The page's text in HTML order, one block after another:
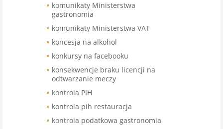
komunikaty Ministerstwa
gastronomia
komunikaty Ministerstwa VAT
koncesja na alkohol
konkursy na facebooku
konsekwencje braku licencji na
odtwarzanie meczy
kontrola PIH
kontrola pih restauracja
kontrola podatkowa gastronomia